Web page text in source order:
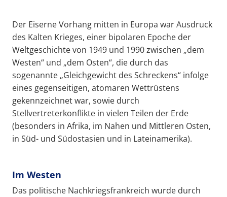
Der Eiserne Vorhang mitten in Europa war Ausdruck
des Kalten Krieges, einer bipolaren Epoche der
Weltgeschichte von 1949 und 1990 zwischen „dem
Westen“ und „dem Osten“, die durch das
sogenannte „Gleichgewicht des Schreckens“ infolge
eines gegenseitigen, atomaren Wettrüstens
gekennzeichnet war, sowie durch
Stellvertreterkonflikte in vielen Teilen der Erde
(besonders in Afrika, im Nahen und Mittleren Osten,
in Süd- und Südostasien und in Lateinamerika).
Im Westen
Das politische Nachkriegsfrankreich wurde durch